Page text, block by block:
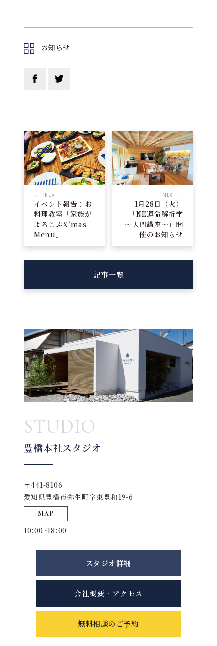
お知らせ
← PREV
イベント報告：お
料理教室「家族が
よろこぶX’mas
Menu」
NEXT →
1月28日（火）
「NE運命解析学
～入門講座～」開
催のお知らせ
記事一覧
STUDIO
豊橋本社スタジオ
〒441-8106
愛知県豊橋市弥生町字東豊和19-6
MAP
10:00~18:00
スタジオ詳細
会社概要・アクセス
無料相談のご予約